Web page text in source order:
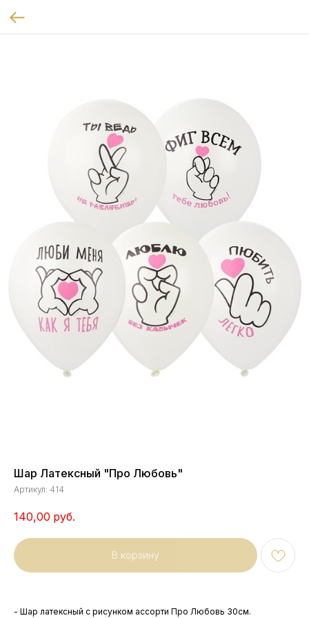
Шар Латексный "Про Любовь"
Артикул: 414
140,00 руб.
В корзину
- Шар латексный с рисунком ассорти Про Любовь 30см.